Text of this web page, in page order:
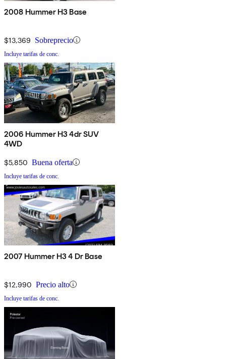
2008 Hummer H3 Base
$13,369 Sobreprecio
Incluye tarifas de conc.
2006 Hummer H3 4dr SUV
4WD
$5,850 Buena oferta
Incluye tarifas de conc.
2007 Hummer H3 4 Dr Base
$12,990 Precio alto
Incluye tarifas de conc.